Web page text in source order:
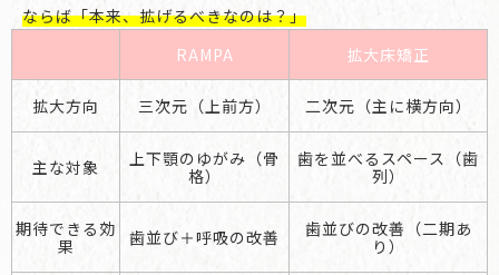
ならば「本来、拡げるべきなのは？」
RAMPA
拡大床矯正
拡大方向 三次元（上前方） 二次元（主に横方向）
主な対象
上下顎のゆがみ（骨
格）
歯を並べるスペース（歯
列）
期待できる効
果
歯並び＋呼吸の改善
歯並びの改善（二期あ
り）